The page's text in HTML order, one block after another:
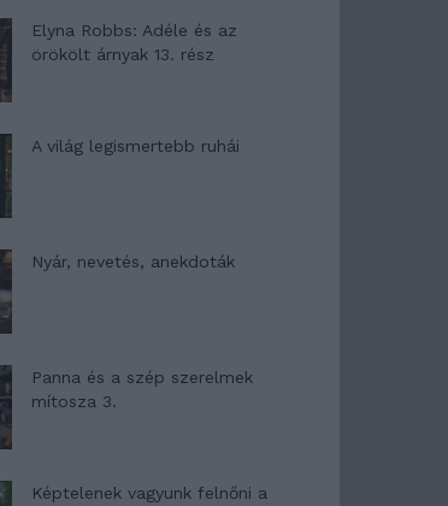
Elyna Robbs: Adéle és az
örökölt árnyak 13. rész
A világ legismertebb ruhái
Nyár, nevetés, anekdoták
Panna és a szép szerelmek
mítosza 3.
Képtelenek vagyunk felnőni a